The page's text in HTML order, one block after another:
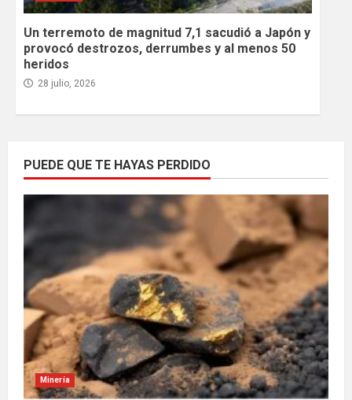
Un terremoto de magnitud 7,1 sacudió a Japón y
provocó destrozos, derrumbes y al menos 50
heridos
28 julio, 2026
PUEDE QUE TE HAYAS PERDIDO
Minería